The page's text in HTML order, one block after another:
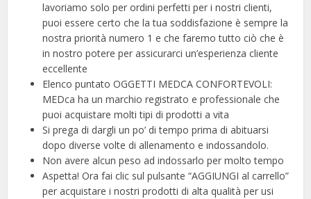
lavoriamo solo per ordini perfetti per i nostri clienti,
puoi essere certo che la tua soddisfazione è sempre la
nostra priorità numero 1 e che faremo tutto ciò che è
in nostro potere per assicurarci un’esperienza cliente
eccellente
Elenco puntato OGGETTI MEDCA CONFORTEVOLI:
MEDca ha un marchio registrato e professionale che
puoi acquistare molti tipi di prodotti a vita
Si prega di dargli un po’ di tempo prima di abituarsi
dopo diverse volte di allenamento e indossandolo.
Non avere alcun peso ad indossarlo per molto tempo
Aspetta! Ora fai clic sul pulsante “AGGIUNGI al carrello”
per acquistare i nostri prodotti di alta qualità per usi